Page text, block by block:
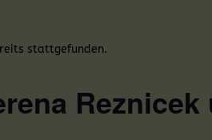
stattgefunden.